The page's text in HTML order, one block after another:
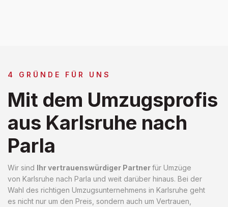
4 GRÜNDE FÜR UNS
Mit dem Umzugsprofis
aus Karlsruhe nach
Parla
Wir sind Ihr vertrauenswürdiger Partnerfür Umzüge
von Karlsruhe nach Parla und weit darüber hinaus. Bei der
Wahl des richtigen Umzugsunternehmens in Karlsruhe geht
es nicht nur um den Preis, sondern auch um Vertrauen,